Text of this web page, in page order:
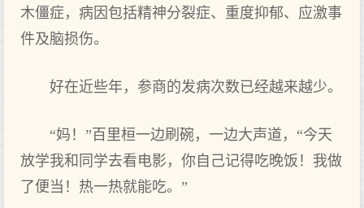
木僵症，病因包括精神分裂症、重度抑郁、应激事
件及脑损伤。
好在近些年，参商的发病次数已经越来越少。
“妈！”百里桓一边刷碗，一边大声道，“今天
放学我和同学去看电影，你自己记得吃晚饭！我做
了便当！热一热就能吃。”